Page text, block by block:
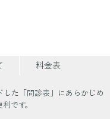
料金表
した「問診表」にあらかじめ
です。